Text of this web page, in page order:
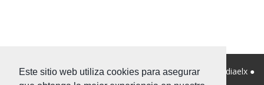
Este sitio web utiliza cookies para asegurar
© 2026 Viviendanet Asesores Inmobiliarios ● Diseño: Mediaelx ●